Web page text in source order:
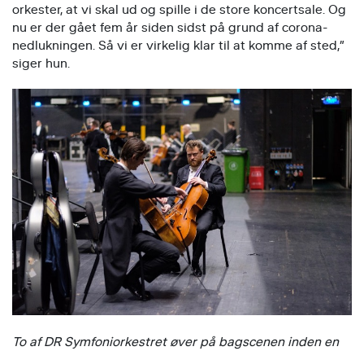
orkester, at vi skal ud og spille i de store koncertsale. Og
nu er der gået fem år siden sidst på grund af corona-
nedlukningen. Så vi er virkelig klar til at komme af sted,”
siger hun.
To af DR Symfoniorkestret øver på bagscenen inden en